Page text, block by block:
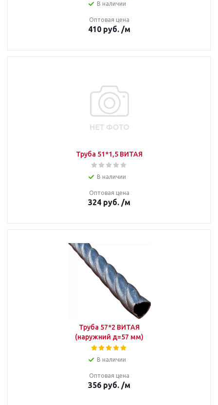
В наличии
Оптовая цена
410 руб. /м
Труба 51*1,5 ВИТАЯ
В наличии
Оптовая цена
324 руб. /м
Труба 57*2 ВИТАЯ
(наружний д=57 мм)
В наличии
Оптовая цена
356 руб. /м